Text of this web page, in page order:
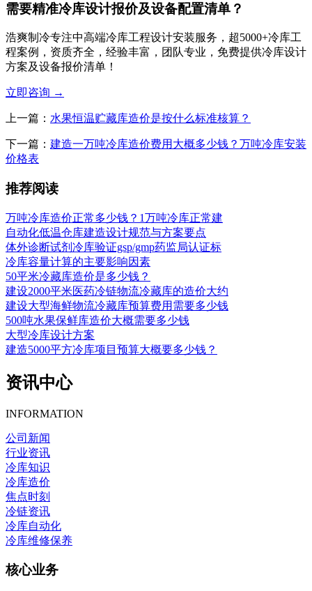
需要精准冷库设计报价及设备配置清单？
浩爽制冷专注中高端冷库工程设计安装服务，超5000+冷库工
程案例，资质齐全，经验丰富，团队专业，免费提供冷库设计
方案及设备报价清单！
立即咨询 →
上一篇： 水果恒温贮藏库造价是按什么标准核算？
下一篇： 建造一万吨冷库造价费用大概多少钱？万吨冷库安装
价格表
推荐阅读
万吨冷库造价正常多少钱？1万吨冷库正常建
自动化低温仓库建造设计规范与方案要点
体外诊断试剂冷库验证gsp/gmp药监局认证标
冷库容量计算的主要影响因素
50平米冷藏库造价是多少钱？
建设2000平米医药冷链物流冷藏库的造价大约
建设大型海鲜物流冷藏库预算费用需要多少钱
500吨水果保鲜库造价大概需要多少钱
大型冷库设计方案
建造5000平方冷库项目预算大概要多少钱？
资讯中心
INFORMATION
公司新闻
行业资讯
冷库知识
冷库造价
焦点时刻
冷链资讯
冷库自动化
冷库维修保养
核心业务